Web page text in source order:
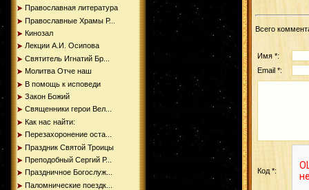
Православная литература
Православные Храмы Р...
Кинозал
Лекции А.И. Осипова
Святитель Игнатий Бр...
Молитва Отче наш
В помощь к исповеди
Закон Божий
Священники герои Вел...
Как нас найти:
Перезахоронение оста...
Праздник Святой Троицы
Преподобный Сергий Р...
Праздничное Богослуж...
Паломнические поездк...
Всего
Имя *:
Email *:
Код *: